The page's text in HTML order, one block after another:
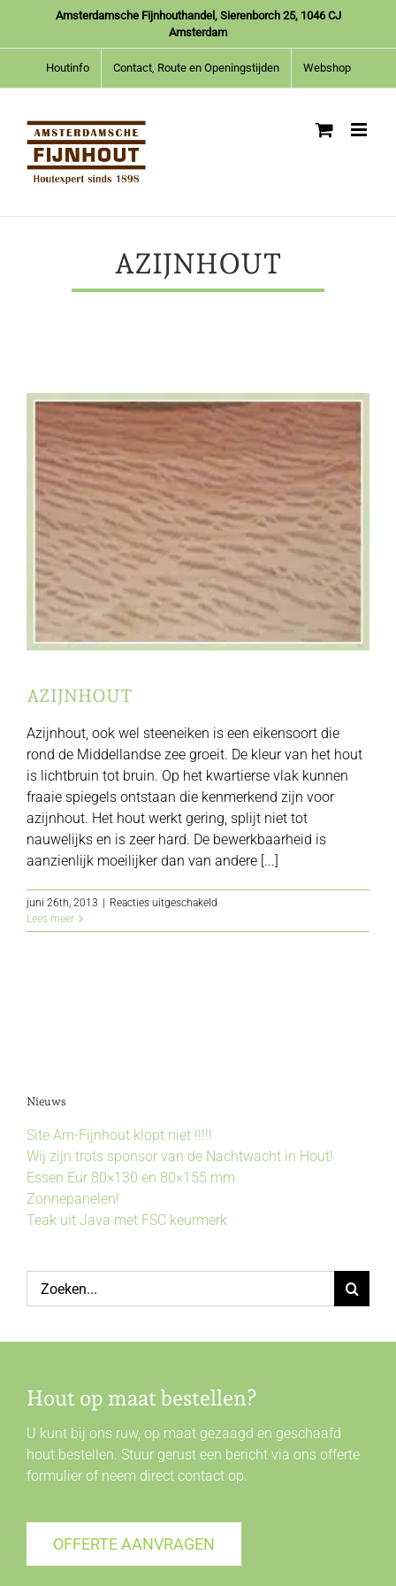
inhoud
Amsterdamsche Fijnhouthandel, Sierenborch 25, 1046 CJ
Amsterdam
Houtinfo Contact, Route en Openingstijden Webshop
AZIJNHOUT
AZIJNHOUT
Azijnhout, ook wel steeneiken is een eikensoort die
rond de Middellandse zee groeit. De kleur van het hout
is lichtbruin tot bruin. Op het kwartierse vlak kunnen
fraaie spiegels ontstaan die kenmerkend zijn voor
azijnhout. Het hout werkt gering, splijt niet tot
nauwelijks en is zeer hard. De bewerkbaarheid is
aanzienlijk moeilijker dan van andere [...]
juni 26th, 2013 | Reacties uitgeschakeld
Lees meer
Nieuws
Site Am-Fijnhout klopt niet !!!!!
Wij zijn trots sponsor van de Nachtwacht in Hout!
Essen Eur 80×130 en 80×155 mm
Zonnepanelen!
Teak uit Java met FSC keurmerk
Zoeken
naar:
Hout op maat bestellen?
U kunt bij ons ruw, op maat gezaagd en geschaafd
hout bestellen. Stuur gerust een bericht via ons offerte
formulier of neem direct contactop.
OFFERTE AANVRAGEN